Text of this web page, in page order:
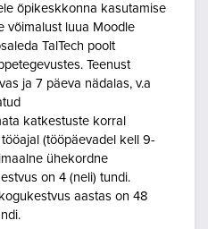
õpikeskkonna kasutamise
võimalust luua Moodle
TalTech poolt
Teenust
ja 7 päeva nädalas, v.a
katkestuste korral
(tööpäevadel kell 9-
ühekordne
on 4 (neli) tundi.
aastas on 48